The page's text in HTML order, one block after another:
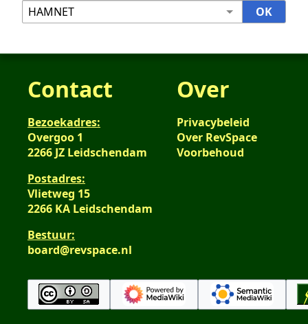
Contact
Bezoekadres:
Overgoo 1
2266 JZ Leidschendam
Postadres:
Vlietweg 15
2266 KA Leidschendam
Bestuur:
board@revspace.nl
Over
Privacybeleid
Over RevSpace
Voorbehoud